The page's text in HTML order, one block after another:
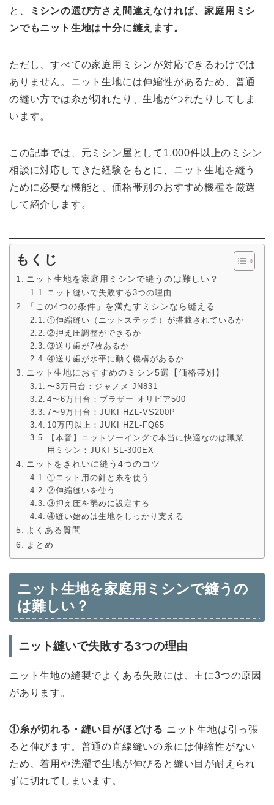
と、
ミシンの選び方さえ間違えなければ、家庭用ミシ
ンでもニット生地は十分に縫えます。
ただし、すべての家庭用ミシンが対応できるわけでは
ありません。ニット生地には伸縮性があるため、普通
の縫い方では糸が切れたり、生地がつれたりしてしま
います。
この記事では、元ミシン屋として1,000件以上のミシン
相談に対応してきた経験をもとに、ニット生地を縫う
ために必要な機能と、価格帯別のおすすめ機種を厳選
して紹介します。
もくじ
ニット生地を家庭用ミシンで縫うのは難しい？
ニット縫いで失敗する3つの理由
「この4つの条件」を満たすミシンなら縫える
①伸縮縫い（ニットステッチ）が搭載されているか
②押え圧調整ができるか
③送り歯が7枚あるか
④送り歯が水平に動く機構があるか
ニット生地におすすめのミシン5選【価格帯別】
〜3万円台：ジャノメ JN831
4〜6万円台：ブラザー オリビア500
7〜9万円台：JUKI HZL-VS200P
10万円以上：JUKI HZL-FQ65
【本音】ニットソーイングで本当に快適なのは職業
用ミシン：JUKI SL-300EX
ニットをきれいに縫う4つのコツ
①ニット用の針と糸を使う
②伸縮縫いを使う
③押え圧を弱めに設定する
④縫い始めは生地をしっかり支える
よくある質問
まとめ
ニット生地を家庭用ミシンで縫うの
は難しい？
ニット縫いで失敗する3つの理由
ニット生地の縫製でよくある失敗には、主に3つの原因
があります。
①糸が切れる・縫い目がほどける ニット生地は引っ張
ると伸びます。普通の直線縫いの糸には伸縮性がない
ため、着用や洗濯で生地が伸びると縫い目が耐えられ
ずに切れてしまいます。